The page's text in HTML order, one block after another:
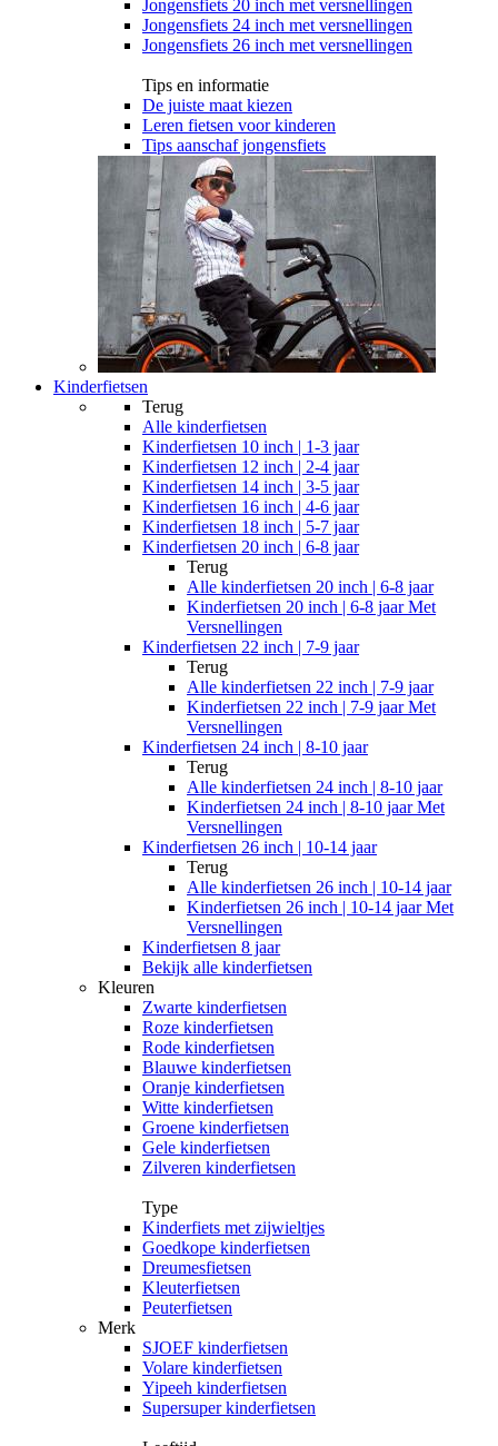
Jongensfiets 20 inch met versnellingen
Jongensfiets 24 inch met versnellingen
Jongensfiets 26 inch met versnellingen
Tips en informatie
De juiste maat kiezen
Leren fietsen voor kinderen
Tips aanschaf jongensfiets
Kinderfietsen
Terug
Alle kinderfietsen
Kinderfietsen 10 inch | 1-3 jaar
Kinderfietsen 12 inch | 2-4 jaar
Kinderfietsen 14 inch | 3-5 jaar
Kinderfietsen 16 inch | 4-6 jaar
Kinderfietsen 18 inch | 5-7 jaar
Kinderfietsen 20 inch | 6-8 jaar
Terug
Alle kinderfietsen 20 inch | 6-8 jaar
Kinderfietsen 20 inch | 6-8 jaar Met
Versnellingen
Kinderfietsen 22 inch | 7-9 jaar
Terug
Alle kinderfietsen 22 inch | 7-9 jaar
Kinderfietsen 22 inch | 7-9 jaar Met
Versnellingen
Kinderfietsen 24 inch | 8-10 jaar
Terug
Alle kinderfietsen 24 inch | 8-10 jaar
Kinderfietsen 24 inch | 8-10 jaar Met
Versnellingen
Kinderfietsen 26 inch | 10-14 jaar
Terug
Alle kinderfietsen 26 inch | 10-14 jaar
Kinderfietsen 26 inch | 10-14 jaar Met
Versnellingen
Kinderfietsen 8 jaar
Bekijk alle kinderfietsen
Kleuren
Zwarte kinderfietsen
Roze kinderfietsen
Rode kinderfietsen
Blauwe kinderfietsen
Oranje kinderfietsen
Witte kinderfietsen
Groene kinderfietsen
Gele kinderfietsen
Zilveren kinderfietsen
Type
Kinderfiets met zijwieltjes
Goedkope kinderfietsen
Dreumesfietsen
Kleuterfietsen
Peuterfietsen
Merk
SJOEF kinderfietsen
Volare kinderfietsen
Yipeeh kinderfietsen
Supersuper kinderfietsen